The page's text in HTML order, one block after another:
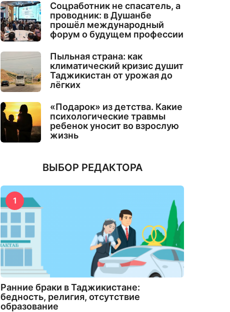
Соцработник не спасатель, а
проводник: в Душанбе
прошёл международный
форум о будущем профессии
Пыльная страна: как
климатический кризис душит
Таджикистан от урожая до
лёгких
«Подарок» из детства. Какие
психологические травмы
ребенок уносит во взрослую
жизнь
ВЫБОР РЕДАКТОРА
1
Ранние браки в Таджикистане:
бедность, религия, отсутствие
образование